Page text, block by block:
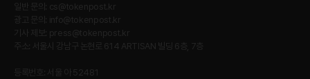
일반 문의: cs@tokenpost.kr
광고 문의:
info@tokenpost.kr
기사 제보: press@tokenpost.kr
주소: 서울시 강남구 논현로 614 ARTISAN 빌딩 6층, 7층
등록번호: 서울 아 52481